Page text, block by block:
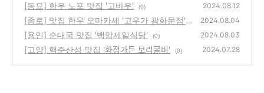
[동묘] 한우 노포 맛집 '고바우' (0) 2024.08.12
[종로] 맛집 한우 오마카세 '고우가 광화문점'
(3)
2024.08.04
[용인] 순대국 맛집 '백암제일식당' (0) 2024.08.03
[고양] 행주산성 맛집 '화정가든 보리굴비' (0) 2024.07.28